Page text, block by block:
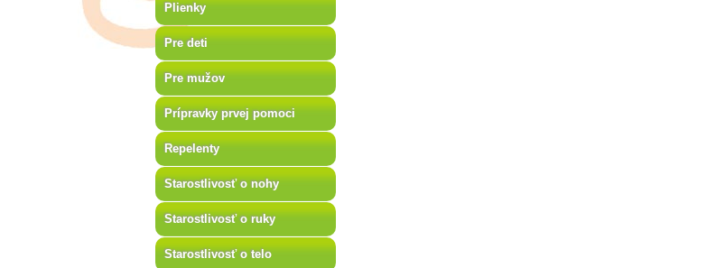
Plienky
Pre deti
Pre mužov
Prípravky prvej pomoci
Repelenty
Starostlivosť o nohy
Starostlivosť o ruky
Starostlivosť o telo